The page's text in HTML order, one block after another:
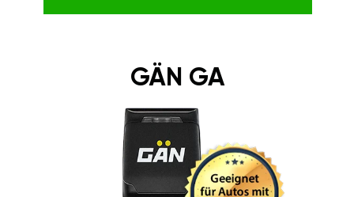
GÄN GA